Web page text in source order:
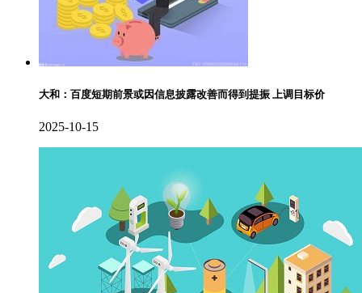
大和：百度短期前景或因信息披露改善而得到提振 上调目标价
2025-10-15